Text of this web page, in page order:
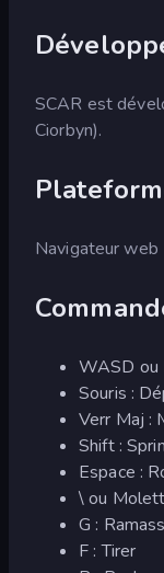
SCAR est
Ciorbyn).
Navigateur web
WASD ou
Souris :
Verr Maj :
Shift :
Espace :
\ ou
G :
F : Tirer